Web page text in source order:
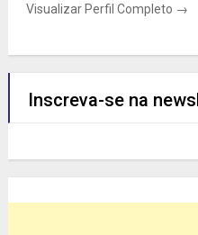
Visualizar Perfil Completo →
Inscreva-se na